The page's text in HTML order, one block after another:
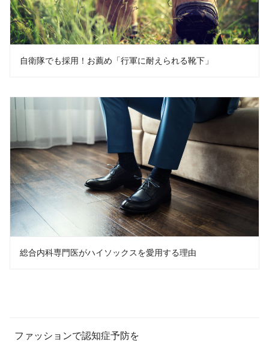
自衛隊でも採用！お薦め「行軍に耐えられる靴下」
総合内科専門医がハイソックスを愛用する理由
ファッションで認知症予防を